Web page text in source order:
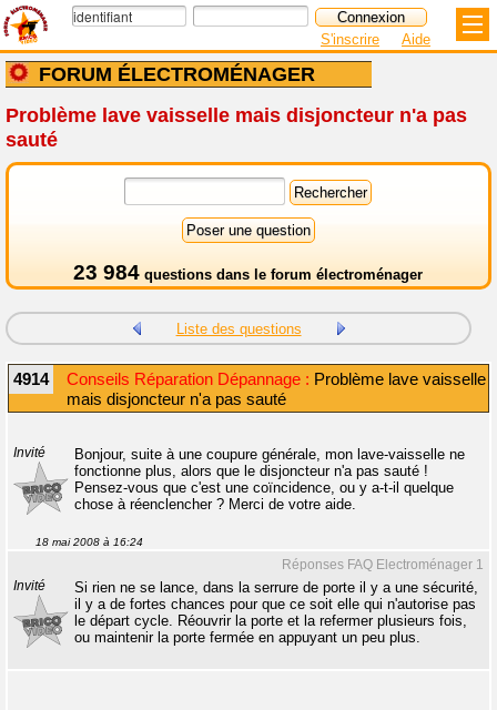
FORUM ÉLECTROMÉNAGER
S'inscrire Aide
Problème lave vaisselle mais disjoncteur n'a pas
sauté
23 984 questions dans le forum électroménager
Liste des questions
4914 Conseils Réparation Dépannage : Problème lave vaisselle
mais disjoncteur n'a pas sauté
Invité
Bonjour, suite à une coupure générale, mon lave-vaisselle ne
fonctionne plus, alors que le disjoncteur n'a pas sauté !
Pensez-vous que c'est une coïncidence, ou y a-t-il quelque
chose à réenclencher ? Merci de votre aide.
18 mai 2008 à 16:24
Réponses FAQ Electroménager 1
Invité
Si rien ne se lance, dans la serrure de porte il y a une sécurité,
il y a de fortes chances pour que ce soit elle qui n'autorise pas
le départ cycle. Réouvrir la porte et la refermer plusieurs fois,
ou maintenir la porte fermée en appuyant un peu plus.